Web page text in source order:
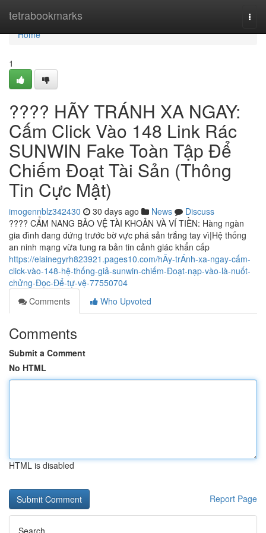
tetrabookmarks
Home
Home
1
???? HÃY TRÁNH XA NGAY:
Cấm Click Vào 148 Link Rác
SUNWIN Fake Toàn Tập Để
Chiếm Đoạt Tài Sản (Thông
Tin Cực Mật)
imogennblz342430 30 days ago News
Discuss
???? CẨM NANG BẢO VỆ TÀI KHOẢN VÀ VÍ TIỀN: Hàng ngàn
gia đình đang đứng trước bờ vực phá sản trắng tay vì|Hệ thống
an ninh mạng vừa tung ra bản tin cảnh giác khẩn cấp
https://elainegyrh823921.pages10.com/hÃy-trÁnh-xa-ngay-cấm-
click-vào-148-hệ-thống-giả-sunwin-chiếm-Đoạt-nạp-vào-là-nuốt-
chửng-Đọc-Để-tự-vệ-77550704
Comments
Who Upvoted
Comments
Submit a Comment
No HTML
HTML is disabled
Report Page
Search